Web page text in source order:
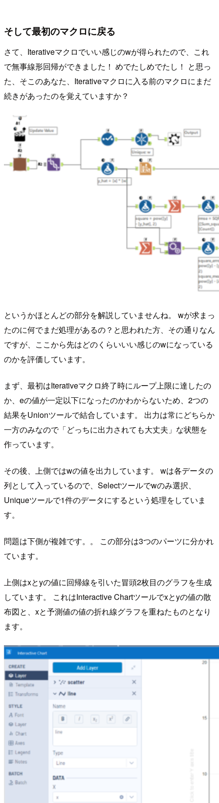
そして最初のマクロに戻る
さて、Iterativeマクロでいい感じのwが得られたので、これ
で無事線形回帰ができました！ めでたしめでたし！ と思っ
た、そこのあなた、Iterativeマクロに入る前のマクロにまだ
続きがあったのを覚えていますか？
というかほとんどの部分を解説していませんね。 wが求まっ
たのに何でまだ処理があるの？と思われた方、その通りなん
ですが、ここから先はどのくらいいい感じのwになっている
のかを評価しています。
まず、最初はIterativeマクロ終了時にループ上限に達したの
か、eの値が一定以下になったのかわからないため、2つの
結果をUnionツールで結合しています。 出力は常にどちらか
一方のみなので「どっちに出力されても大丈夫」な状態を
作っています。
その後、上側ではwの値を出力しています。 wは各データの
列として入っているので、Selectツールでwのみ選択、
Uniqueツールで1件のデータにするという処理をしていま
す。
問題は下側が複雑です。。 この部分は3つのパーツに分かれ
ています。
上側はxとyの値に回帰線を引いた冒頭2枚目のグラフを生成
しています。 これはInteractive Chartツールでxとyの値の散
布図と、xと予測値の値の折れ線グラフを重ねたものとなり
ます。